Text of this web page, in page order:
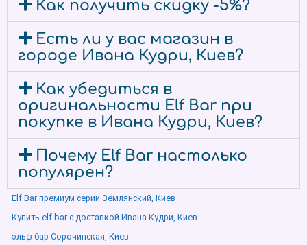
Как получить скидку -5%?
Есть ли у вас магазин в
городе Ивана Кудри, Киев?
Как убедиться в
оригинальности Elf Bar при
покупке в Ивана Кудри, Киев?
Почему Elf Bar настолько
популярен?
Elf Bar премиум серии Землянский, Киев
Купить elf bar с доставкой Ивана Кудри, Киев
эльф бар Сорочинская, Киев